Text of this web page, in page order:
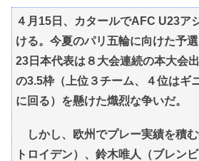
４月15日、カタールでAFC U23ア
ける。今夏のパリ五輪に向けた予
23日本代表は８大会連続の本大会
の3.5枠（上位３チーム、４位はギ
に回る）を懸けた熾烈な争いだ。
しかし、欧州でプレー実績を積む
トロイデン）、鈴木唯人（ブレン